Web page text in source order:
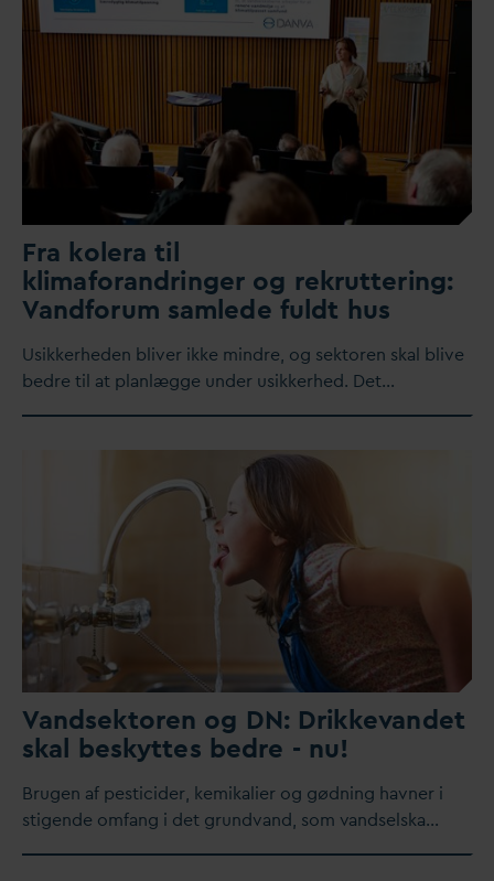
Fra kolera til
klimaforandringer og rekruttering:
Vandforum samlede fuldt hus
Usikkerheden bliver ikke mindre, og sektoren skal blive
bedre til at planlægge under usikkerhed. Det…
Vandsektoren og DN: Drikkevandet
skal beskyttes bedre - nu!
Brugen af pesticider, kemikalier og gødning havner i
stigende omfang i det grundvand, som vandselska…